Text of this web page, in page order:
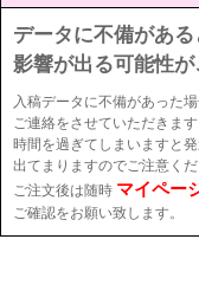
データに不備があ
影響が出る可能性が
入稿データに不備があった
ご連絡をさせていただきま
時間を過ぎてしまいますと
出てまりますのでご注意くだ
ご注文後は随時 マイペー
ご確認をお願い致します。